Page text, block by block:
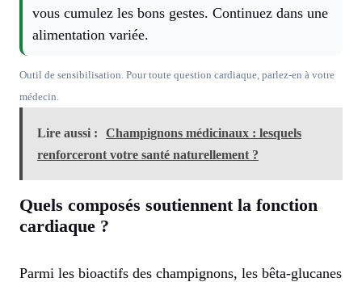
vous cumulez les bons gestes. Continuez dans une
alimentation variée.
Outil de sensibilisation. Pour toute question cardiaque, parlez-en à votre
médecin.
Lire aussi :
Champignons médicinaux : lesquels
renforceront votre santé naturellement ?
Quels composés soutiennent la fonction
cardiaque ?
Parmi les bioactifs des champignons, les bêta-glucanes